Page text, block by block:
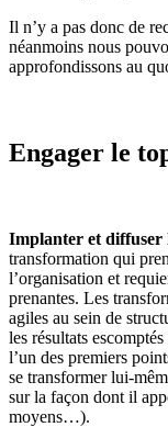
Il n’y a pas donc de
néanmoins nous
approfondissons au
Engager le
Implanter et diffuser
transformation qui
l’organisation et
prenantes. Les
agiles au sein de
les résultats
l’un des premiers
se transformer lui-
sur la façon dont il
moyens…).